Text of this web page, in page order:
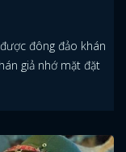
đông đảo khán
giả nhớ mặt đặt